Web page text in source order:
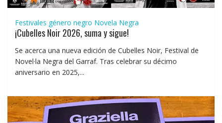
Festivales género negro Novela Negra
¡Cubelles Noir 2026, suma y sigue!
Se acerca una nueva edición de Cubelles Noir, Festival de
Novel·la Negra del Garraf. Tras celebrar su décimo
aniversario en 2025,...